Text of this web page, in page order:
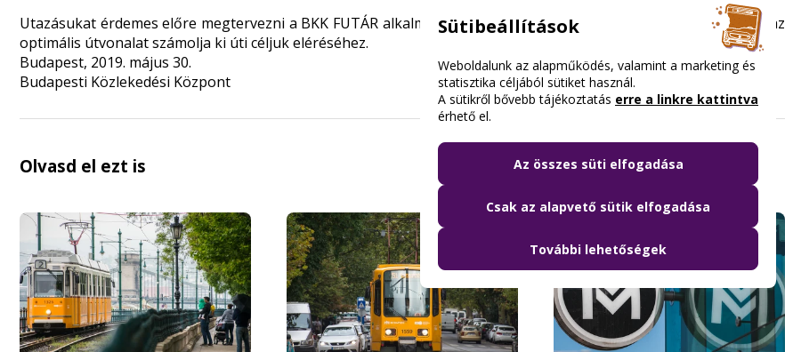
Utazásukat érdemes előre megtervezni a BKK FUTÁR alkalmazással, amely valós idejű járatinformációk alapján az
optimális útvonalat számolja ki úti céljuk eléréséhez.
Budapest, 2019. május 30.
Budapesti Közlekedési Központ
Olvasd el ezt is
Sütibeállítások
Weboldalunk az alapműködés, valamint a marketing és
statisztika céljából sütiket használ.
A sütikről bővebb tájékoztatás erre a linkre kattintva
érhető el.
Az összes süti elfogadása
Csak az alapvető sütik elfogadása
További lehetőségek